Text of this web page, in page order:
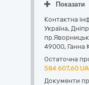
Показати
Контактна
Україна,
49000, Ганна
Остаточна
584 607,60
Документи